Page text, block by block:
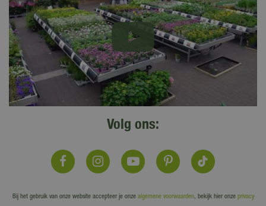
Volg ons:
Bij het gebruik van onze website accepteer je onze algemene voorwaarden, bekijk hier onze privacy